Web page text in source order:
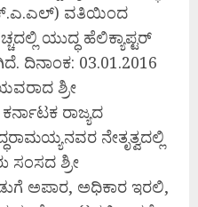
ವತಿಯಿಂದ
ಯುದ್ಧ ಹೆಲಿಕ್ಯಾಪ್ಟರ್
ದಿನಾಂಕ: 03.01.2016
ಶ್ರೀ
ರಾಜ್ಯದ
ನೇತೃತ್ವದಲ್ಲಿ
ಸಂಸದ ಶ್ರೀ
ಅಪಾರ, ಅಧಿಕಾರ ಇರಲಿ,